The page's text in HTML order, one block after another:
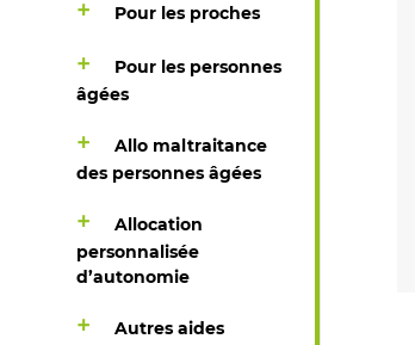
Pour les proches
Pour les personnes
âgées
Allo maltraitance
des personnes âgées
Allocation
personnalisée
d’autonomie
Autres aides